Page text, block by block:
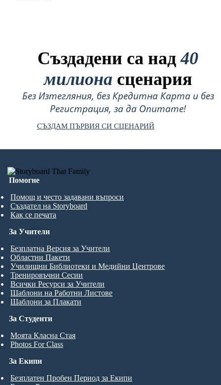
Създадени са над40
милиона сценария
Без Изтегляния, без Кредитна Карта и без
Регистрация, за да Опитате!
СЪЗДАМ ПЪРВИЯ СИ СЦЕНАРИЙ
Помогне
Помощ и често задавани въпроси
Създател на Storyboard
Как се печата
За Студенти
Моята Класна Стая
Photos For Class
За Учители
Безплатна Версия за Учители
Областни Пакети
Училищни Библиотеки и Медийни Центрове
Тренировъчни Сесии
Всички Ресурси за Учители
Шаблони на Работни Листове
Шаблони за Плакати
За Екипи
Безплатен Пробен Период за Екипи